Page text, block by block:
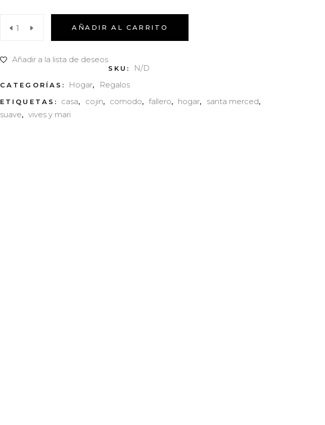
Cojín
Fallero
espolín
SAN
AÑADIR AL CARRITO
Añadir a la lista de deseos
SKU: N/D
CATEGORÍAS: Hogar, Regalos
ETIQUETAS: casa, cojin, comodo,fallero, hogar, santa merced,
suave,vives y mari